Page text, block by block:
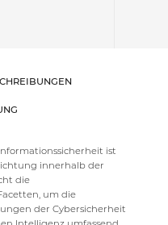
ist
innerhalb der
die
um die
der Cybersicherheit